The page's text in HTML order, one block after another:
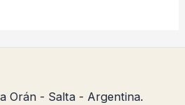
Orán - Salta - Argentina.